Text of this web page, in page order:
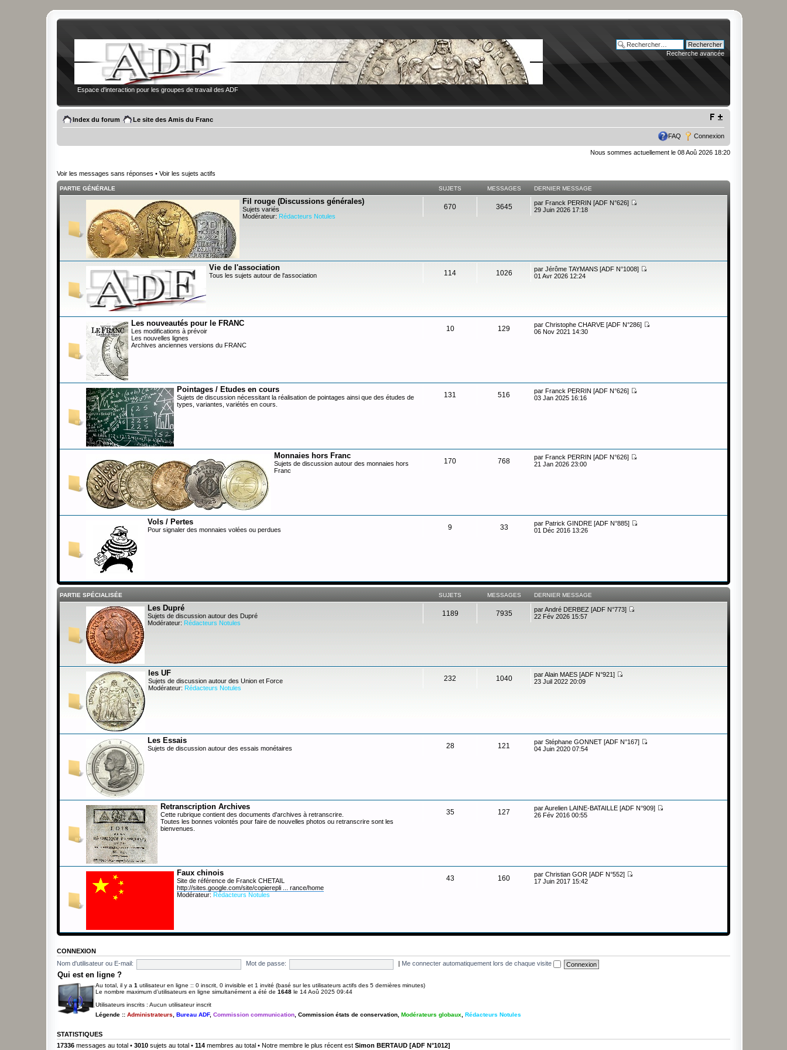
Espace d'interaction pour les groupes de travail des ADF
Recherche avancée
Index du forum Le site des Amis du Franc
FAQ Connexion
Nous sommes actuellement le 08 Aoû 2026 18:20
Voir les messages sans réponses • Voir les sujets actifs
PARTIE GÉNÉRALE SUJETS MESSAGES DERNIER MESSAGE
Fil rouge (Discussions générales)
Sujets variés
Modérateur: Rédacteurs Notules
670 3645 par Franck PERRIN [ADF N°626]
29 Juin 2026 17:18
Vie de l'association
Tous les sujets autour de l'association 114 1026 parJérôme TAYMANS [ADF N°1008]
01 Avr 2026 12:24
Les nouveautés pour le FRANC
Les modifications à prévoir
Les nouvelles lignes
Archives anciennes versions du FRANC
10 129 parChristophe CHARVE [ADF N°286]
06 Nov 2021 14:30
Pointages / Etudes en cours
Sujets de discussion nécessitant la réalisation de pointages ainsi que des études de
types, variantes, variétés en cours.
131 516 parFranck PERRIN [ADF N°626]
03 Jan 2025 16:16
Monnaies hors Franc
Sujets de discussion autour des monnaies hors
Franc
170 768 parFranck PERRIN [ADF N°626]
21 Jan 2026 23:00
Vols / Pertes
Pour signaler des monnaies volées ou perdues 9 33 parPatrick GINDRE [ADF N°885]
01 Déc 2016 13:26
PARTIE SPÉCIALISÉE SUJETS MESSAGES DERNIER MESSAGE
Les Dupré
Sujets de discussion autour des Dupré
Modérateur: Rédacteurs Notules
1189 7935 parAndré DERBEZ [ADF N°773]
22 Fév 2026 15:57
les UF
Sujets de discussion autour des Union et Force
Modérateur: Rédacteurs Notules
232 1040 parAlain MAES [ADF N°921]
23 Juil 2022 20:09
Les Essais
Sujets de discussion autour des essais monétaires 28 121 parStéphane GONNET [ADF N°167]
04 Juin 2020 07:54
Retranscription Archives
Cette rubrique contient des documents d'archives à retranscrire.
Toutes les bonnes volontés pour faire de nouvelles photos ou retranscrire sont les
bienvenues.
35 127 parAurelien LAINE-BATAILLE [ADF N°909]
26 Fév 2016 00:55
Faux chinois
Site de référence de Franck CHETAIL
http://sites.google.com/site/copierepli ... rance/home
Modérateur: Rédacteurs Notules
43 160 parChristian GOR [ADF N°552]
17 Juin 2017 15:42
CONNEXION
Nom d'utilisateur ou E-mail:
Mot de passe: Me connecter automatiquement lors de chaque visite
Qui est en ligne ?
Au total, il y a 1 utilisateur en ligne :: 0 inscrit, 0 invisible et 1 invité (basé sur les utilisateurs actifs des 5 dernières minutes)
Le nombre maximum d’utilisateurs en ligne simultanément a été de 1648 le 14 Aoû 2025 09:44
Utilisateurs inscrits : Aucun utilisateur inscrit
Légende :: Administrateurs Bureau ADF, Commission communication Commission états de conservation Modérateurs globaux Rédacteurs Notules
STATISTIQUES
17336 messages au total • 3010 sujets au total • 114 membres au total • Notre membre le plus récent est Simon BERTAUD [ADF N°1012]